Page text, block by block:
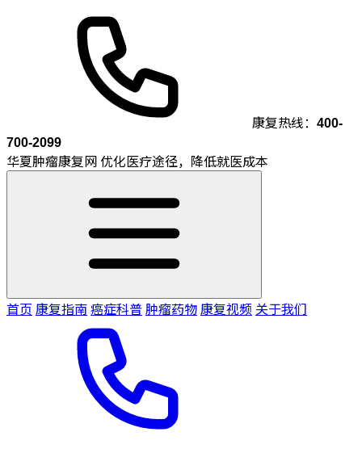
康复热线： 400-
700-2099
华夏肿瘤康复网 优化医疗途径，降低就医成本
首页 康复指南癌症科普肿瘤药物康复视频 关于我们